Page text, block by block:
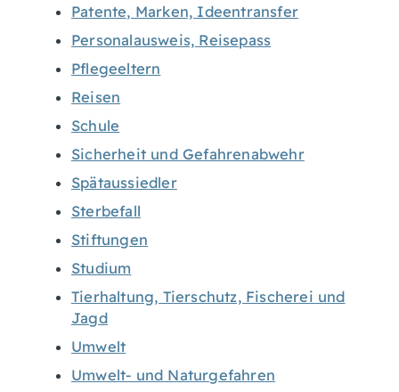
Patente, Marken, Ideentransfer
Personalausweis, Reisepass
Pflegeeltern
Reisen
Schule
Sicherheit und Gefahrenabwehr
Spätaussiedler
Sterbefall
Stiftungen
Studium
Tierhaltung, Tierschutz, Fischerei und
Jagd
Umwelt
Umwelt- und Naturgefahren